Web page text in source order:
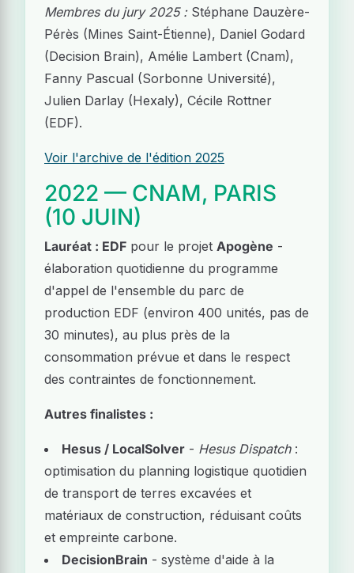
Membres du jury 2025 :Stéphane Dauzère-
Pérès (Mines Saint-Étienne), Daniel Godard
(Decision Brain), Amélie Lambert (Cnam),
Fanny Pascual (Sorbonne Université),
Julien Darlay (Hexaly), Cécile Rottner
(EDF).
Voir l'archive de l'édition 2025
2022 — CNAM, PARIS
(10 JUIN)
Lauréat : EDF pour le projet Apogène -
élaboration quotidienne du programme
d'appel de l'ensemble du parc de
production EDF (environ 400 unités, pas de
30 minutes), au plus près de la
consommation prévue et dans le respect
des contraintes de fonctionnement.
Autres finalistes :
Hesus / LocalSolver - Hesus Dispatch:
optimisation du planning logistique quotidien
de transport de terres excavées et
matériaux de construction, réduisant coûts
et empreinte carbone.
DecisionBrain - système d'aide à la